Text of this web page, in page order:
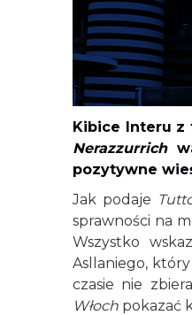
Kibice Interu z
Nerazzurrich
pozytywne
Jak podaje
sprawności na
Wszystko
Asllaniego,
czasie nie
Włoch pokazać